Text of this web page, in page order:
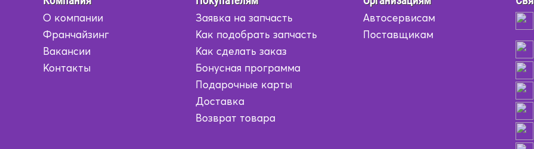
1HZ1HZ
1KD 1KD
О компании
Франчайзинг
Вакансии
Контакты
Заявка на запчасть
Как подобрать запчасть
Как сделать заказ
Бонусная программа
Подарочные карты
Доставка
Возврат товара
Автосервисам
Поставщикам